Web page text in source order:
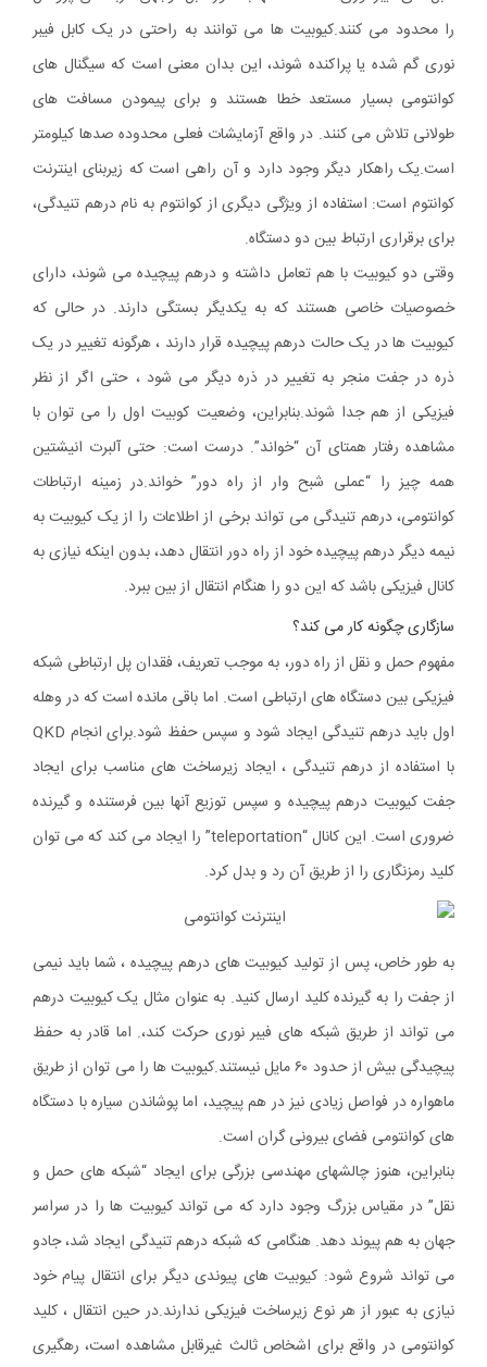
را محدود می کنند.کیوبیت ها می توانند به راحتی در یک کابل فیبر
نوری گم شده یا پراکنده شوند، این بدان معنی است که سیگنال های
کوانتومی بسیار مستعد خطا هستند و برای پیمودن مسافت های
طولانی تلاش می کنند. در واقع آزمایشات فعلی محدوده صدها کیلومتر
است.یک راهکار دیگر وجود دارد و آن راهی است که زیربنای اینترنت
کوانتوم است: استفاده از ویژگی دیگری از کوانتوم به نام درهم تنیدگی،
برای برقراری ارتباط بین دو دستگاه.
وقتی دو کیوبیت با هم تعامل داشته و درهم پیچیده می شوند، دارای
خصوصیات خاصی هستند که به یکدیگر بستگی دارند. در حالی که
کیوبیت ها در یک حالت درهم پیچیده قرار دارند ، هرگونه تغییر در یک
ذره در جفت منجر به تغییر در ذره دیگر می شود ، حتی اگر از نظر
فیزیکی از هم جدا شوند.بنابراین، وضعیت كوبیت اول را می توان با
مشاهده رفتار همتای آن “خواند”. درست است: حتی آلبرت انیشتین
همه چیز را “عملی شبح وار از راه دور” خواند.در زمینه ارتباطات
کوانتومی، درهم تنیدگی می تواند برخی از اطلاعات را از یک کیوبیت به
نیمه دیگر درهم پیچیده خود از راه دور انتقال دهد، بدون اینکه نیازی به
کانال فیزیکی باشد که این دو را هنگام انتقال از بین ببرد.
سازگاری چگونه کار می کند؟
مفهوم حمل و نقل از راه دور، به موجب تعریف، فقدان پل ارتباطی شبکه
فیزیکی بین دستگاه های ارتباطی است. اما باقی مانده است که در وهله
اول باید درهم تنیدگی ایجاد شود و سپس حفظ شود.برای انجام QKD
با استفاده از درهم تنیدگی ، ایجاد زیرساخت های مناسب برای ایجاد
جفت کیوبیت درهم پیچیده و سپس توزیع آنها بین فرستنده و گیرنده
ضروری است. این کانال “teleportation” را ایجاد می کند که می توان
کلید رمزنگاری را از طریق آن رد و بدل کرد.
به طور خاص، پس از تولید کیوبیت های درهم پیچیده ، شما باید نیمی
از جفت را به گیرنده کلید ارسال کنید. به عنوان مثال یک کیوبیت درهم
می تواند از طریق شبکه های فیبر نوری حرکت کند،. اما قادر به حفظ
پیچیدگی بیش از حدود ۶۰ مایل نیستند.کیوبیت ها را می توان از طریق
ماهواره در فواصل زیادی نیز در هم پیچید، اما پوشاندن سیاره با دستگاه
های کوانتومی فضای بیرونی گران است.
بنابراین، هنوز چالشهای مهندسی بزرگی برای ایجاد “شبکه های حمل و
نقل” در مقیاس بزرگ وجود دارد که می تواند کیوبیت ها را در سراسر
جهان به هم پیوند دهد. هنگامی که شبکه درهم تنیدگی ایجاد شد، جادو
می تواند شروع شود: کیوبیت های پیوندی دیگر برای انتقال پیام خود
نیازی به عبور از هر نوع زیرساخت فیزیکی ندارند.در حین انتقال ، کلید
کوانتومی در واقع برای اشخاص ثالث غیرقابل مشاهده است، رهگیری